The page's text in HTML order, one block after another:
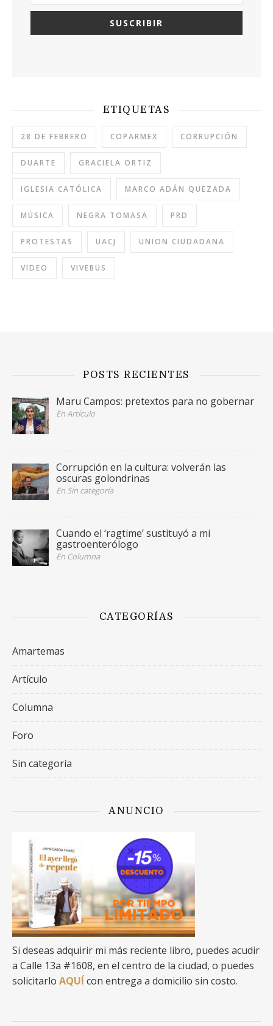
ETIQUETAS
28 DE FEBRERO COPARMEX CORRUPCIÓN
DUARTE GRACIELA ORTIZ
IGLESIA CATÓLICA MARCO ADÁN QUEZADA
MÚSICA NEGRA TOMASA PRD
PROTESTAS UACJ UNION CIUDADANA
VIDEO VIVEBUS
POSTS RECIENTES
Maru Campos: pretextos para no gobernar
En Artículo
Corrupción en la cultura: volverán las
oscuras golondrinas
En Sin categoría
Cuando el ‘ragtime’ sustituyó a mi
gastroenterólogo
En Columna
CATEGORÍAS
Amartemas
Artículo
Columna
Foro
Sin categoría
ANUNCIO
Si deseas adquirir mi más reciente libro, puedes acudir
a Calle 13a #1608, en el centro de la ciudad, o puedes
solicitarlo AQUÍcon entrega a domicilio sin costo.